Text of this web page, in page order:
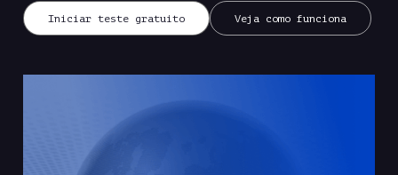
Iniciar teste gratuito Veja como funciona